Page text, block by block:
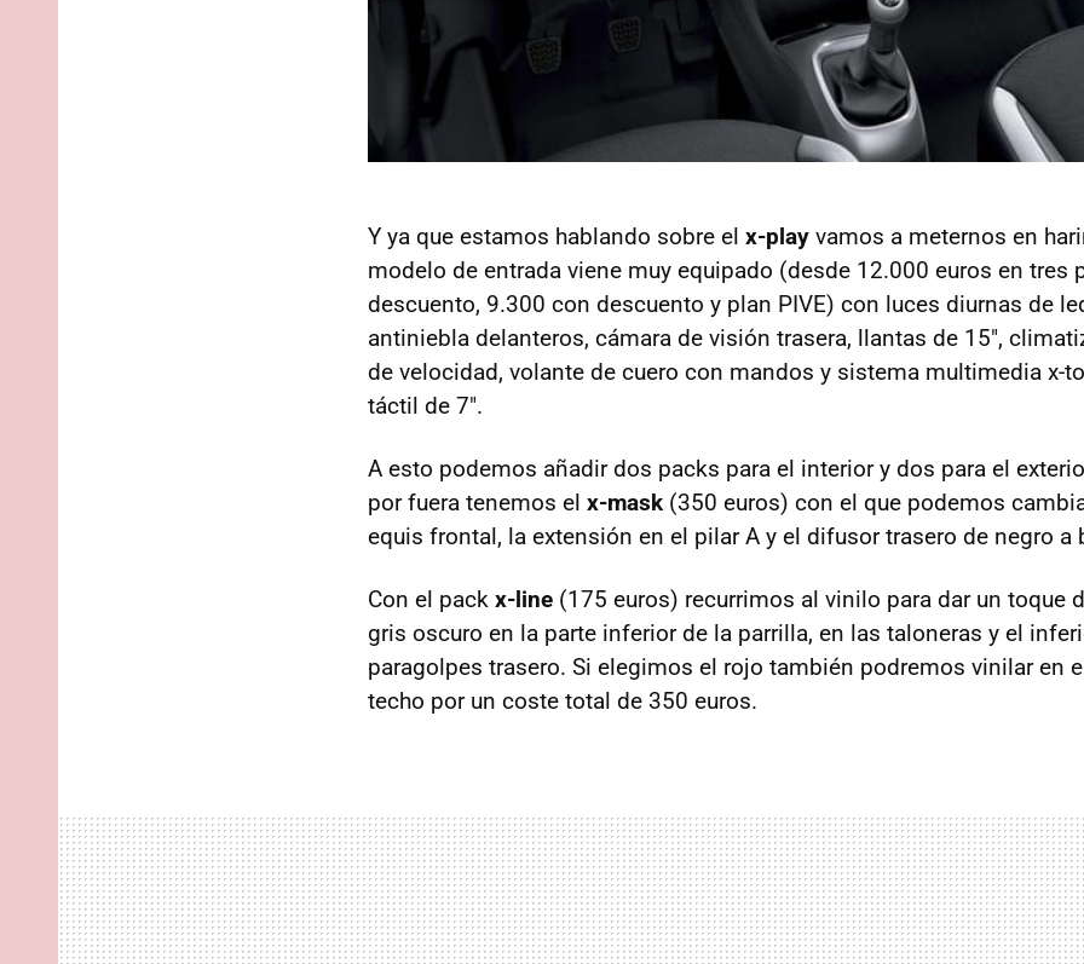
Y ya que estamos hablando sobre el x-play vamos a meternos en
modelo de entrada viene muy equipado (desde 12.000 euros en tres
descuento, 9.300 con descuento y plan PIVE) con luces diurnas de
antiniebla delanteros, cámara de visión trasera, llantas de 15",
de velocidad, volante de cuero con mandos y sistema multimedia x-
táctil de 7".
A esto podemos añadir dos packs para el interior y dos para el
por fuera tenemos el x-mask (350 euros) con el que podemos
equis frontal, la extensión en el pilar A y el difusor trasero de negro a
Con el pack x-line (175 euros) recurrimos al vinilo para dar un toque
gris oscuro en la parte inferior de la parrilla, en las taloneras y el
paragolpes trasero. Si elegimos el rojo también podremos vinilar en
techo por un coste total de 350 euros.